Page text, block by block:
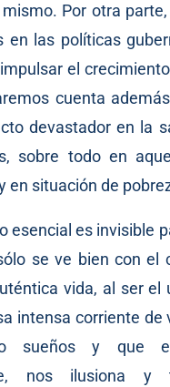
Por otra
en las políticas
el
cuenta
devastador en la
sobre todo en
en situación de
esencial es invisible
se ve bien con el
vida, al ser el
intensa corriente de
sueños y que
nos ilusiona y